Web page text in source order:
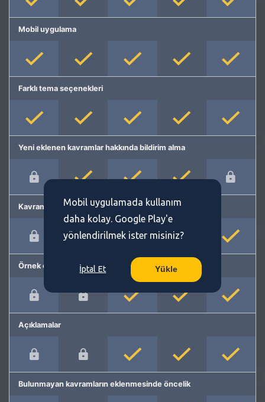
Mobil uygulama
Farklı tema seçenekleri
Yeni eklenen kavramlar hakkında bildirim alma
Kavram önerme
Örnek cümleler
Açıklamalar
Bulunmayan kavramların eklenmesinde öncelik
Mobil uygulamada kullanım
daha kolay. Google Play'e
yönlendirilmek ister misiniz?
İptal Et Yükle